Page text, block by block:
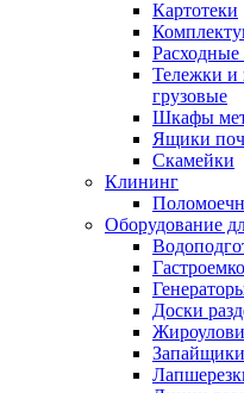
Картотеки
Тележки и
грузовые
Шкафы
Ящики
Скамейки
Клининг
Оборудование
Доски